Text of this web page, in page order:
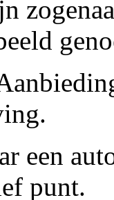
een
punt.